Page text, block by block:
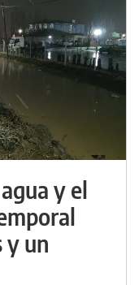
y el
y un